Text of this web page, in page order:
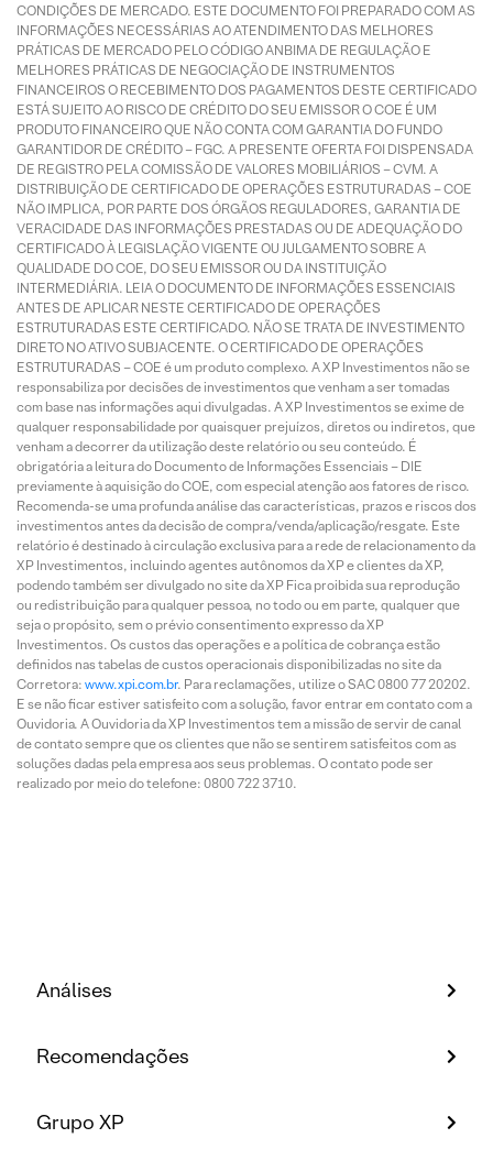
CONDIÇÕES DE MERCADO. ESTE DOCUMENTO FOI PREPARADO COM AS
INFORMAÇÕES NECESSÁRIAS AO ATENDIMENTO DAS MELHORES
PRÁTICAS DE MERCADO PELO CÓDIGO ANBIMA DE REGULAÇÃO E
MELHORES PRÁTICAS DE NEGOCIAÇÃO DE INSTRUMENTOS
FINANCEIROS O RECEBIMENTO DOS PAGAMENTOS DESTE CERTIFICADO
ESTÁ SUJEITO AO RISCO DE CRÉDITO DO SEU EMISSOR O COE É UM
PRODUTO FINANCEIRO QUE NÃO CONTA COM GARANTIA DO FUNDO
GARANTIDOR DE CRÉDITO – FGC. A PRESENTE OFERTA FOI DISPENSADA
DE REGISTRO PELA COMISSÃO DE VALORES MOBILIÁRIOS – CVM. A
DISTRIBUIÇÃO DE CERTIFICADO DE OPERAÇÕES ESTRUTURADAS – COE
NÃO IMPLICA, POR PARTE DOS ÓRGÃOS REGULADORES, GARANTIA DE
VERACIDADE DAS INFORMAÇÕES PRESTADAS OU DE ADEQUAÇÃO DO
CERTIFICADO À LEGISLAÇÃO VIGENTE OU JULGAMENTO SOBRE A
QUALIDADE DO COE, DO SEU EMISSOR OU DA INSTITUIÇÃO
INTERMEDIÁRIA. LEIA O DOCUMENTO DE INFORMAÇÕES ESSENCIAIS
ANTES DE APLICAR NESTE CERTIFICADO DE OPERAÇÕES
ESTRUTURADAS ESTE CERTIFICADO. NÃO SE TRATA DE INVESTIMENTO
DIRETO NO ATIVO SUBJACENTE. O CERTIFICADO DE OPERAÇÕES
ESTRUTURADAS – COE é um produto complexo. A XP Investimentos não se
responsabiliza por decisões de investimentos que venham a ser tomadas
com base nas informações aqui divulgadas. A XP Investimentos se exime de
qualquer responsabilidade por quaisquer prejuízos, diretos ou indiretos, que
venham a decorrer da utilização deste relatório ou seu conteúdo. É
obrigatória a leitura do Documento de Informações Essenciais – DIE
previamente à aquisição do COE, com especial atenção aos fatores de risco.
Recomenda-se uma profunda análise das características, prazos e riscos dos
investimentos antes da decisão de compra/venda/aplicação/resgate. Este
relatório é destinado à circulação exclusiva para a rede de relacionamento da
XP Investimentos, incluindo agentes autônomos da XP e clientes da XP,
podendo também ser divulgado no site da XP Fica proibida sua reprodução
ou redistribuição para qualquer pessoa, no todo ou em parte, qualquer que
seja o propósito, sem o prévio consentimento expresso da XP
Investimentos. Os custos das operações e a política de cobrança estão
definidos nas tabelas de custos operacionais disponibilizadas no site da
Corretora: www.xpi.com.br. Para reclamações, utilize o SAC 0800 77 20202.
E se não ficar estiver satisfeito com a solução, favor entrar em contato com a
Ouvidoria. A Ouvidoria da XP Investimentos tem a missão de servir de canal
de contato sempre que os clientes que não se sentirem satisfeitos com as
soluções dadas pela empresa aos seus problemas. O contato pode ser
realizado por meio do telefone: 0800 722 3710.
Análises
Recomendações
Grupo XP